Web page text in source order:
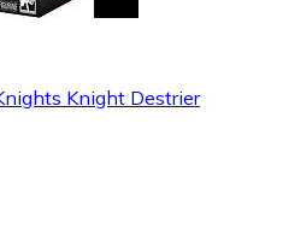
Knight Destrier